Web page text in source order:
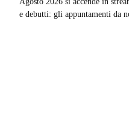
e debutti: gli appuntamenti da